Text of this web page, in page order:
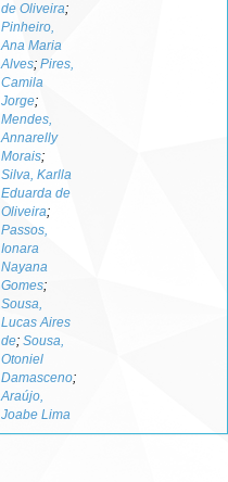
de Oliveira;
Pinheiro,
Ana Maria
Alves; Pires,
Camila
Jorge;
Mendes,
Annarelly
Morais;
Silva, Karlla
Eduarda de
Oliveira;
Passos,
Ionara
Nayana
Gomes;
Sousa,
Lucas Aires
de; Sousa,
Otoniel
Damasceno;
Araújo,
Joabe Lima